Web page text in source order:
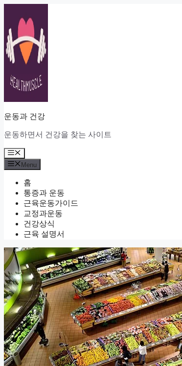
content
운동과 건강
운동하면서 건강을 찾는 사이트
Menu
Menu
홈
통증과 운동
근육운동가이드
교정과운동
건강상식
근육 설명서